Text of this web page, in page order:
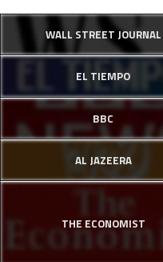
WALL STREET JOURNAL
EL TIEMPO
BBC
AL JAZEERA
THE ECONOMIST